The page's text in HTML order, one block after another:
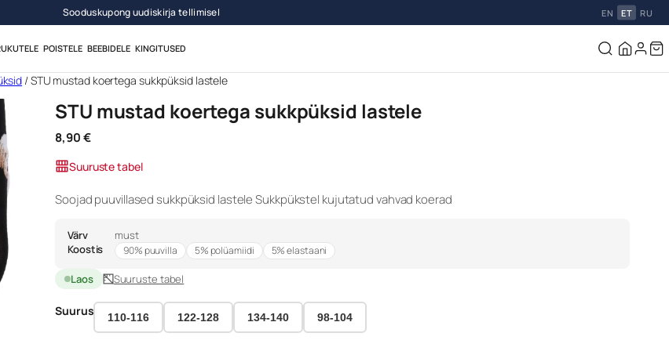
Sooduskupong uudiskirja tellimisel EN ET RU
POISTELE BEEBIDELE KINGITUSED
/ STU mustad koertega sukkpüksid lastele
STU mustad koertega sukkpüksid lastele
8,90€
Suuruste tabel
Soojad puuvillased sukkpüksid lastele Sukkpükstel kujutatud vahvad koerad
Värv
must
Koostis
90% puuvilla 5% polüamiidi 5% elastaani
Laos Suuruste tabel
Suurus 110-116 122-128 134-140 98-104